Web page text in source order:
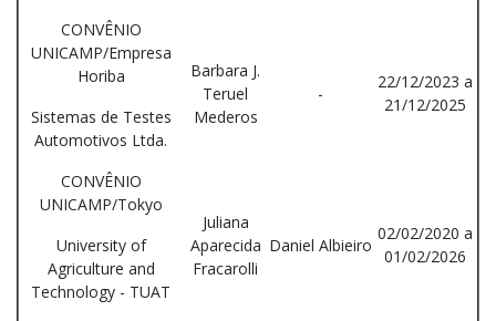
CONVÊNIO
UNICAMP/Empresa
Horiba
Sistemas de Testes
Automotivos Ltda.
Barbara J.
Teruel
Mederos
-
22/12/2023 a
21/12/2025
CONVÊNIO
UNICAMP/Tokyo
University of
Agriculture and
Technology - TUAT
Juliana
Aparecida
Fracarolli
Daniel Albieiro
02/02/2020 a
01/02/2026